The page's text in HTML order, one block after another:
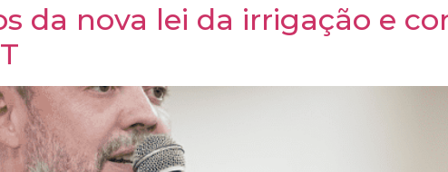
da nova lei da irrigação e